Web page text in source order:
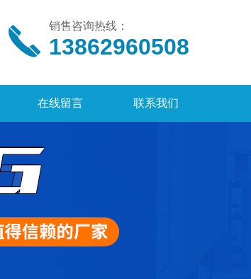
销售咨询热线：
13862960508
在线留言 联系我们